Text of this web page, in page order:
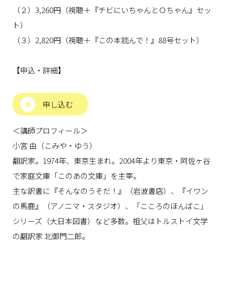
（２）3,260円 （視聴＋『チビにいちゃんとＯちゃん』セッ
ト）
（３）2,820円 （視聴＋『この本読んで！』88号セット）
【申込・詳細】
申し込む
＜講師プロフィール＞
小宮 由（こみや・ゆう）
翻訳家。1974年、東京生まれ。2004年より東京・阿佐ヶ谷
で家庭文庫「このあの文庫」を主宰。
主な訳書に『そんなのうそだ！』（岩波書店）、『イワン
の馬鹿』（アノニマ・スタジオ）、「こころのほんばこ」
シリーズ（大日本図書）など多数。祖父はトルストイ文学
の翻訳家 北御門二郎。